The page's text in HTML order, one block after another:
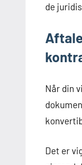
de
Når din
Det er